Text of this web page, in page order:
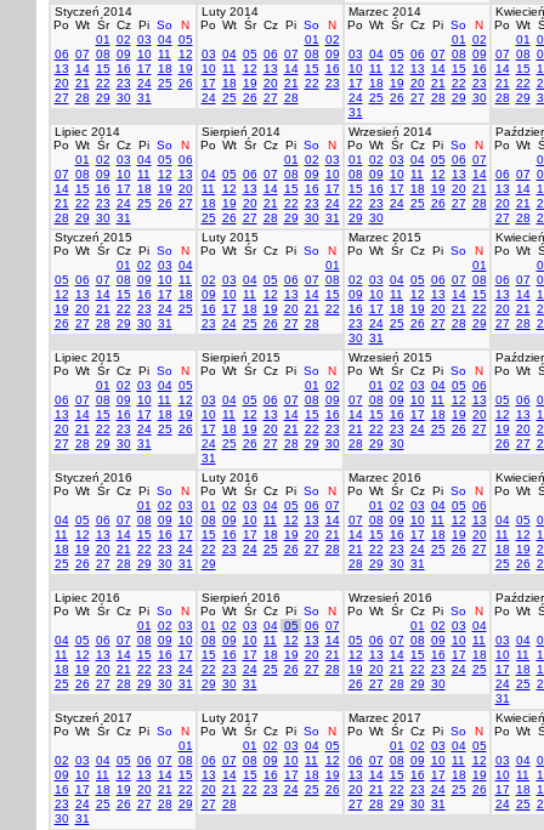
Styczeń 2014
Po Wt Śr Cz Pi So
N
01
02 03 04 05
06 07 08 09 10 11
12
13
14 15 16 17 18
19
20 21 22 23 24 25 26
27 28 29 30 31
Luty 2014
Po Wt Śr Cz Pi So
N
01
02
03 04 05 06 07 08 09
10 11 12 13 14 15 16
17
18 19 20 21 22 23
24 25 26 27 28
Marzec 2014
Po Wt Śr Cz Pi So
N
01
02
03 04 05 06 07 08 09
10 11 12 13 14 15 16
17
18 19 20 21 22 23
24 25 26 27 28 29 30
31
Po Wt
01
07 08
14 15
21
22
28 29
Lipiec 2014
Po Wt Śr Cz Pi So
N
01
02 03 04 05 06
07 08 09 10 11 12
13
14 15 16 17 18 19 20
21
22 23 24 25 26 27
28 29 30 31
Sierpień 2014
Po Wt Śr Cz Pi So
N
01
02 03
04 05 06 07 08 09
10
11
12 13 14 15 16
17
18
19 20 21 22 23 24
25 26 27 28 29 30 31
Wrzesień 2014
Po Wt Śr Cz Pi So
N
01
02 03 04 05 06 07
08 09 10 11 12 13
14
15 16 17 18 19 20 21
22 23 24 25 26 27 28
29 30
Po Wt
06 07
13
14
20 21
27 28
Styczeń 2015
Po Wt Śr Cz Pi So
N
01
02 03 04
05 06 07 08 09 10 11
12
13 14 15 16 17
18
19 20 21 22 23 24 25
26 27 28 29 30 31
Luty 2015
Po Wt Śr Cz Pi So
N
01
02 03 04 05 06 07 08
09
10 11 12 13 14 15
16
17 18 19 20 21
22
23 24 25 26 27 28
Marzec 2015
Po Wt Śr Cz Pi So
N
01
02 03 04 05 06 07 08
09
10 11 12 13 14 15
16
17 18 19 20 21
22
23 24 25 26 27 28 29
30 31
Po Wt
06 07
13
14
20 21
27 28
Lipiec 2015
Po Wt Śr Cz Pi So
N
01
02 03 04 05
06 07 08 09 10 11
12
13
14 15 16 17 18
19
20 21 22 23 24 25 26
27 28 29 30 31
Sierpień 2015
Po Wt Śr Cz Pi So
N
01
02
03 04 05 06 07 08 09
10 11 12 13 14 15 16
17
18 19 20 21 22 23
24 25 26 27 28 29 30
31
Wrzesień 2015
Po Wt Śr Cz Pi So
N
01
02 03 04 05 06
07 08 09 10 11 12
13
14 15 16 17 18 19 20
21
22 23 24 25 26 27
28 29 30
Po Wt
05 06
12
13
19 20
26 27
Styczeń 2016
Po Wt Śr Cz Pi So
N
01
02 03
04 05 06 07 08 09
10
11
12 13 14 15 16
17
18
19 20 21 22 23 24
25 26 27 28 29 30 31
Luty 2016
Po Wt Śr Cz Pi So
N
01
02 03 04 05 06 07
08 09 10 11 12 13
14
15 16 17 18 19 20 21
22 23 24 25 26 27 28
29
Marzec 2016
Po Wt Śr Cz Pi So
N
01
02 03 04 05 06
07 08 09 10 11 12
13
14 15 16 17 18 19 20
21
22 23 24 25 26 27
28 29 30 31
Po Wt
04 05
11
12
18
19
25 26
Lipiec 2016
Po Wt Śr Cz Pi So
N
01
02 03
04 05 06 07 08 09
10
11
12 13 14 15 16
17
18
19 20 21 22 23 24
25 26 27 28 29 30 31
Sierpień 2016
Po Wt Śr Cz Pi So
N
01
02 03 04 05 06 07
08 09 10 11 12 13
14
15 16 17 18 19 20 21
22 23 24 25 26 27 28
29 30 31
Wrzesień 2016
Po Wt Śr Cz Pi So
N
01
02 03 04
05 06 07 08 09 10 11
12
13 14 15 16 17
18
19 20 21 22 23 24 25
26 27 28 29 30
Po Wt
03 04
10 11
17
18
24 25
31
Styczeń 2017
Po Wt Śr Cz Pi So
N
01
02 03 04 05 06 07 08
09
10 11 12 13 14 15
16
17 18 19 20 21
22
23 24 25 26 27 28 29
30 31
Luty 2017
Po Wt Śr Cz Pi So
N
01
02 03 04 05
06 07 08 09 10 11
12
13
14 15 16 17 18
19
20 21 22 23 24 25 26
27 28
Marzec 2017
Po Wt Śr Cz Pi So
N
01
02 03 04 05
06 07 08 09 10 11
12
13
14 15 16 17 18
19
20 21 22 23 24 25 26
27 28 29 30 31
Po Wt
03 04
10 11
17
18
24 25